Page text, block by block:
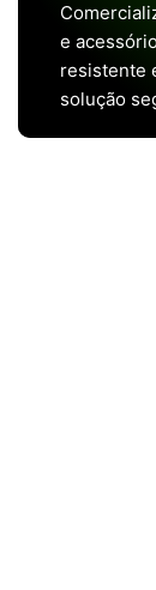
e
resistente
solução